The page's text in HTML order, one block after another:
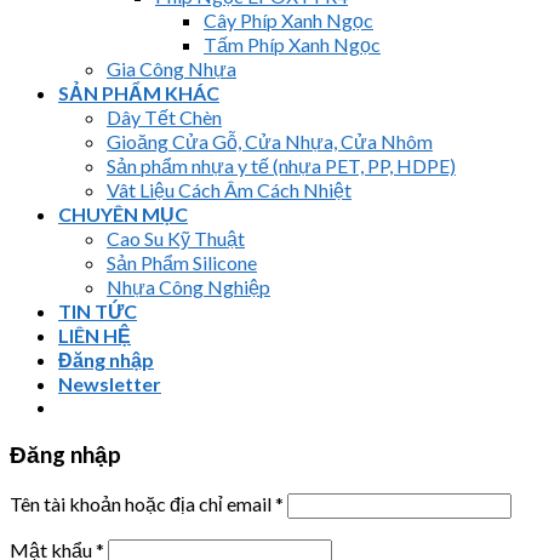
Cây Phíp Xanh Ngọc
Tấm Phíp Xanh Ngọc
Gia Công Nhựa
SẢN PHẨM KHÁC
Dây Tết Chèn
Gioăng Cửa Gỗ, Cửa Nhựa, Cửa Nhôm
Sản phẩm nhựa y tế (nhựa PET, PP, HDPE)
Vât Liệu Cách Âm Cách Nhiệt
CHUYÊN MỤC
Cao Su Kỹ Thuật
Sản Phẩm Silicone
Nhựa Công Nghiệp
TIN TỨC
LIÊN HỆ
Đăng nhập
Newsletter
Đăng nhập
Tên tài khoản hoặc địa chỉ email*
Mật khẩu*